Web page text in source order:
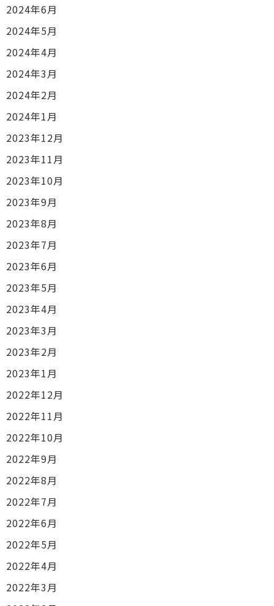
2024年6月
2024年5月
2024年4月
2024年3月
2024年2月
2024年1月
2023年12月
2023年11月
2023年10月
2023年9月
2023年8月
2023年7月
2023年6月
2023年5月
2023年4月
2023年3月
2023年2月
2023年1月
2022年12月
2022年11月
2022年10月
2022年9月
2022年8月
2022年7月
2022年6月
2022年5月
2022年4月
2022年3月